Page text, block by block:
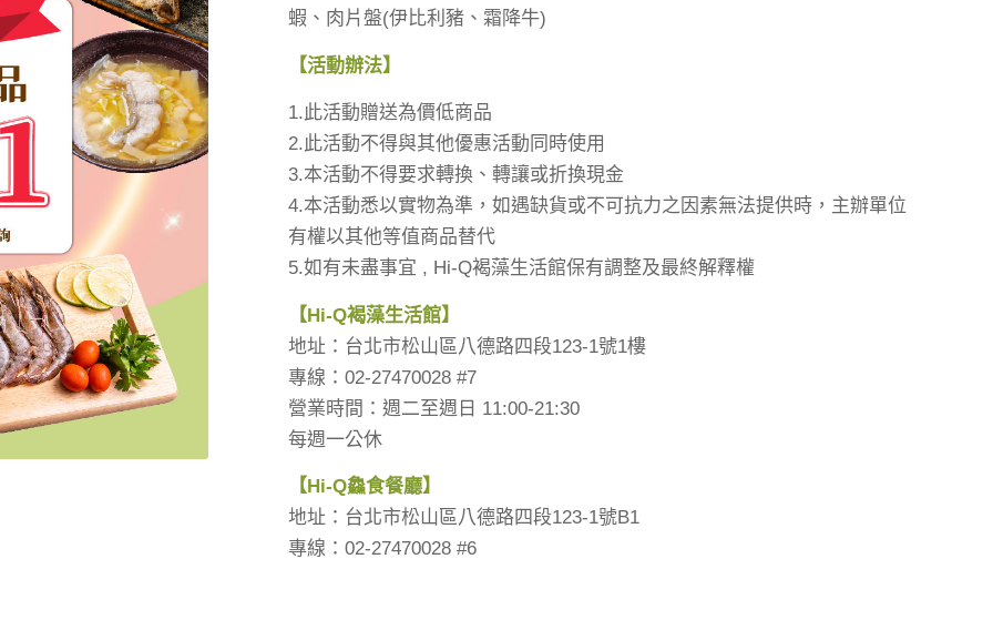
蝦、肉片盤(伊比利豬、霜降牛)
【活動辦法】
1.此活動贈送為價低商品
2.此活動不得與其他優惠活動同時使用
3.本活動不得要求轉換、轉讓或折換現金
4.本活動悉以實物為準，如遇缺貨或不可抗力之因素無法提供時，主辦單位
有權以其他等值商品替代
5.如有未盡事宜 , Hi-Q褐藻生活館保有調整及最終解釋權
【Hi-Q褐藻生活館】
地址：台北市松山區八德路四段123-1號1樓
專線：02-27470028 #7
營業時間：週二至週日 11:00-21:30
每週一公休
【Hi-Q鱻食餐廳】
地址：台北市松山區八德路四段123-1號B1
專線：02-27470028 #6